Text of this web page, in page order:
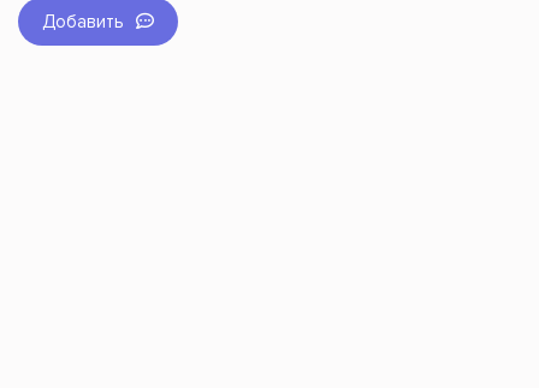
Добавить